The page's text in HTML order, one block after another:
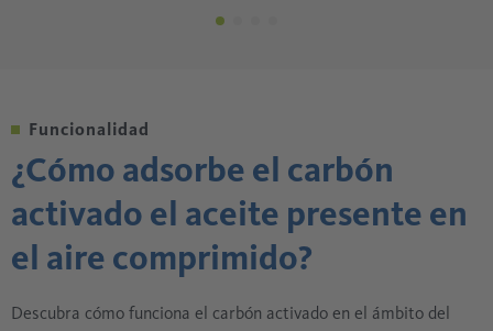
Funcionalidad
¿Cómo adsorbe el carbón
activado el aceite presente en
el aire comprimido?
Descubra cómo funciona el carbón activado en el ámbito del